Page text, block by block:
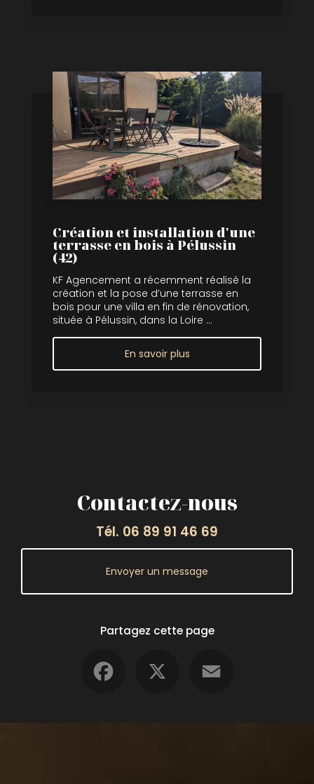
Création et installation d'une
terrasse en bois à Pélussin
(42)
KF Agencement a récemment réalisé la
création et la pose d’une terrasse en
bois pour une villa en fin de rénovation,
située à Pélussin, dans la Loire ...
En savoir plus
Contactez-nous
Tél. 06 89 91 46 69
Envoyer un message
Partagez cette page